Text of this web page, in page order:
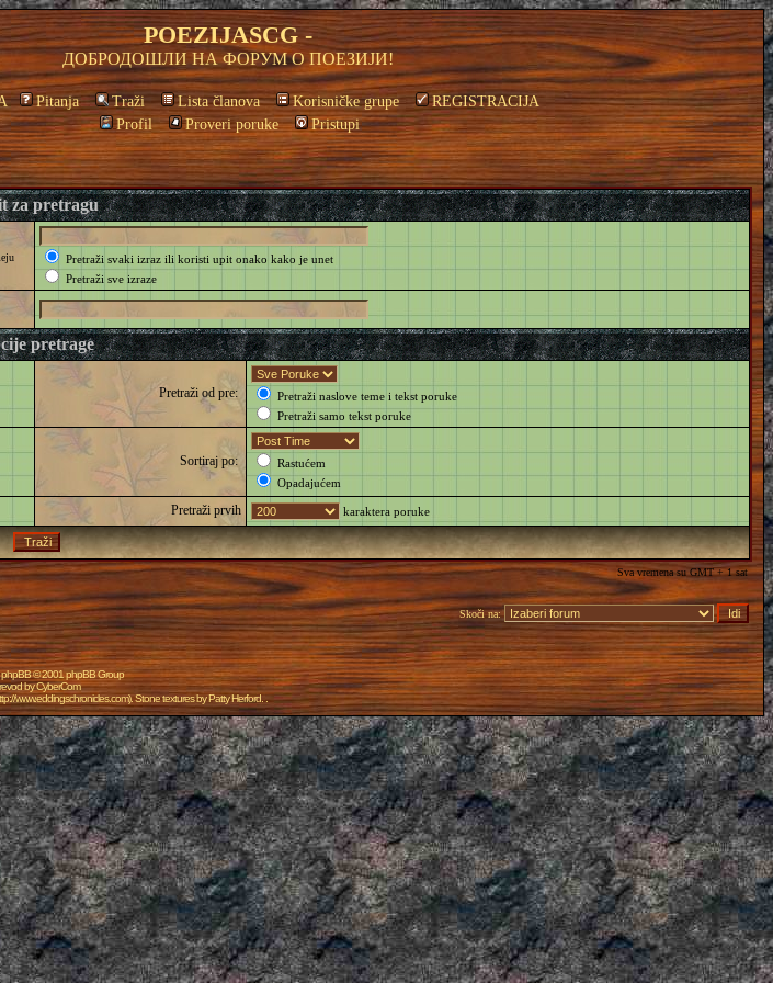
POEZIJASCG -
ДОБРОДОШЛИ НА ФОРУМ О ПОЕЗИЈИ!
Pitanja Traži Lista članova Korisničke grupe
REGISTRACIJA
Profil
Proveri poruke Pristupi
za pretragu
Pretraži svaki izraz ili koristi upit onako kako je unet
Pretraži sve izraze
pretrage
Pretraži od pre:
Pretraži naslove teme i tekst poruke
Pretraži samo tekst poruke
Sortiraj po:
Rastućem
Opadajućem
Pretraži prvih karaktera poruke
Sva vremena su GMT + 1 sat
Skoči na:
phpBB© 2001 phpBB Group
byCyberCom
www.eddingschronicles.com). Stone textures byPatty Herford. .